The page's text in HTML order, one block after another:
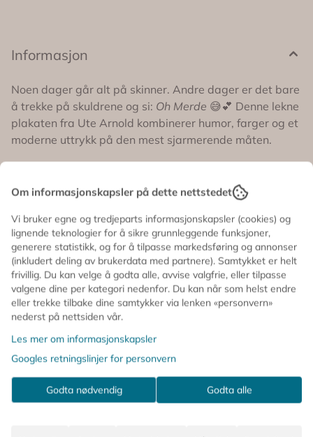
samtidig som budskapet gir et lite smil til hverdagen.
ikke tar seg selv altfor høytidelig. 💕 Designet av Ute
Arnold 🇫🇷 Fransk uttrykk med en humoristisk vri 🎨
Myke rosatoner kombinert med sterk rød typografi ✨
Moderne og minimalistisk kunsttrykk med personlighet
🏡 Perfekt til stue, kjøkken, hjemmekontor eller
helt etter planen – og det er helt greit 💕✨
Informasjon
Noen dager går alt på skinner. Andre dager er det bare
å trekke på skuldrene og si: Oh Merde 😅💕 Denne lekne
plakaten fra Ute Arnold kombinerer humor, farger og et
moderne uttrykk på den mest sjarmerende måten.
Med håndskrevet rød typografi mot myke rosa striper
får plakaten et uttrykk som både føles fransk,
avslappet og full av personlighet. Den enkle
utformingen gjør den til et blikkfang på veggen,
samtidig som budskapet gir et lite smil til hverdagen.
Perfekt for deg som elsker farger, humor og interiør som
ikke tar seg selv altfor høytidelig.
💕 Designet av Ute Arnold
🇫🇷 Fransk uttrykk med en humoristisk vri
🎨 Myke rosatoner kombinert med sterk rød typografi
✨ Moderne og minimalistisk kunsttrykk med
🏡 Perfekt til stue, kjøkken, hjemmekontor eller
bildevegg
Om informasjonskapsler på dette nettstedet
Vi bruker egne og tredjeparts informasjonskapsler (cookies) og
lignende teknologier for å sikre grunnleggende funksjoner,
generere statistikk, og for å tilpasse markedsføring og annonser
(inkludert deling av brukerdata med partnere). Samtykket er helt
frivillig. Du kan velge å godta alle, avvise valgfrie, eller tilpasse
valgene dine per kategori nedenfor. Du kan når som helst endre
eller trekke tilbake dine samtykker via lenken «personvern»
nederst på nettsiden vår.
Les mer om informasjonskapsler
Googles retningslinjer for personvern
Godta nødvendig Godta alle